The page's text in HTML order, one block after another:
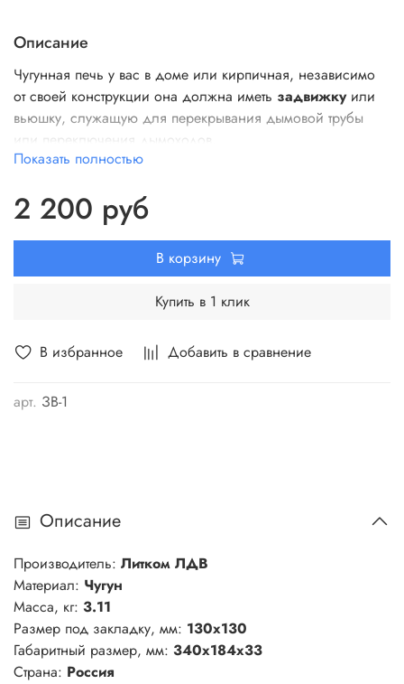
В избранное Добавить в сравнение
арт. ЗВ-1
Описание
Чугунная печь у вас в доме или кирпичная, независимо
от своей конструкции она должна иметь задвижкуили
вьюшку, служащую для перекрывания дымовой трубы
или переключения дымоходов.
Показать полностью
2 200 руб
В корзину
Купить в 1 клик
Описание
Производитель: Литком ЛДВ
Материал: Чугун
Масса, кг: 3.11
Размер под закладку, мм: 130х130
Габаритный размер, мм: 340х184х33
Страна: Россия